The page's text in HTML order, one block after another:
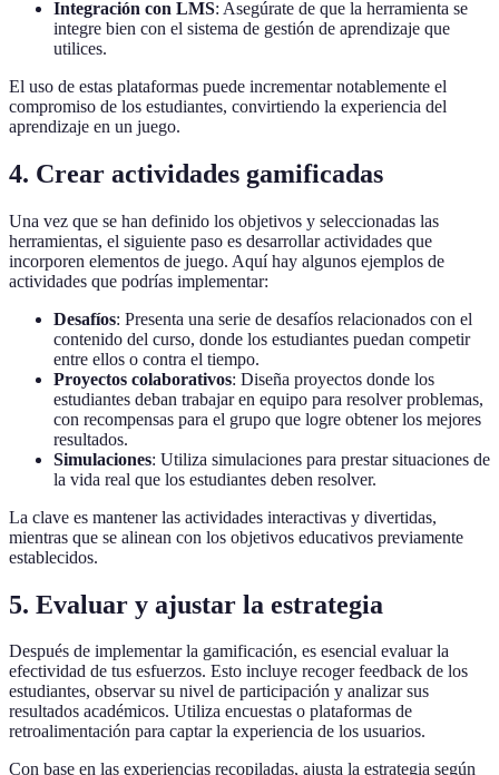
Integración con LMS: Asegúrate de que la herramienta se
integre bien con el sistema de gestión de aprendizaje que
utilices.
El uso de estas plataformas puede incrementar notablemente el
compromiso de los estudiantes, convirtiendo la experiencia del
aprendizaje en un juego.
4. Crear actividades gamificadas
Una vez que se han definido los objetivos y seleccionadas las
herramientas, el siguiente paso es desarrollar actividades que
incorporen elementos de juego. Aquí hay algunos ejemplos de
actividades que podrías implementar:
Desafíos: Presenta una serie de desafíos relacionados con el
contenido del curso, donde los estudiantes puedan competir
entre ellos o contra el tiempo.
Proyectos colaborativos: Diseña proyectos donde los
estudiantes deban trabajar en equipo para resolver problemas,
con recompensas para el grupo que logre obtener los mejores
resultados.
Simulaciones: Utiliza simulaciones para prestar situaciones de
la vida real que los estudiantes deben resolver.
La clave es mantener las actividades interactivas y divertidas,
mientras que se alinean con los objetivos educativos previamente
establecidos.
5. Evaluar y ajustar la estrategia
Después de implementar la gamificación, es esencial evaluar la
efectividad de tus esfuerzos. Esto incluye recoger feedback de los
estudiantes, observar su nivel de participación y analizar sus
resultados académicos. Utiliza encuestas o plataformas de
retroalimentación para captar la experiencia de los usuarios.
Con base en las experiencias recopiladas, ajusta la estrategia según